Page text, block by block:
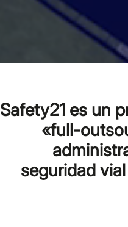
Safety21 es un
«full-
seguridad